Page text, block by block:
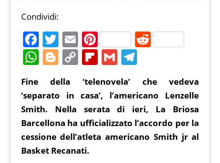
Condividi:
F
a
c
b
o
o
k
T
w
itt
er
E
m
ai
Pi
nt
er
e
st
R
di
t
W
at
s
A
p
p
Bl
o
g
g
er
C
p
y
Li
n
k
Fl
b
o
ar
d
G
m
ai
l
T
el
e
gr
a
m
Fine della ‘telenovela’ che vedeva
‘separato in casa’, l’americano Lenzelle
Smith. Nella serata di ieri, La Briosa
Barcellona ha ufficializzato l’accordo per la
cessione dell’atleta americano Smith jr al
Basket Recanati.